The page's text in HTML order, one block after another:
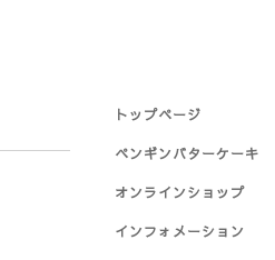
トップページ
ペンギンバターケーキ
オンラインショップ
インフォメーション